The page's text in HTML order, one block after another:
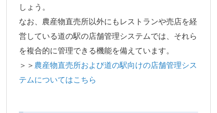
しょう。
なお、農産物直売所以外にもレストランや売店を経
営している道の駅の店舗管理システムでは、それら
を複合的に管理できる機能を備えています。
＞＞ 農産物直売所および道の駅向けの店舗管理シス
テムについてはこちら